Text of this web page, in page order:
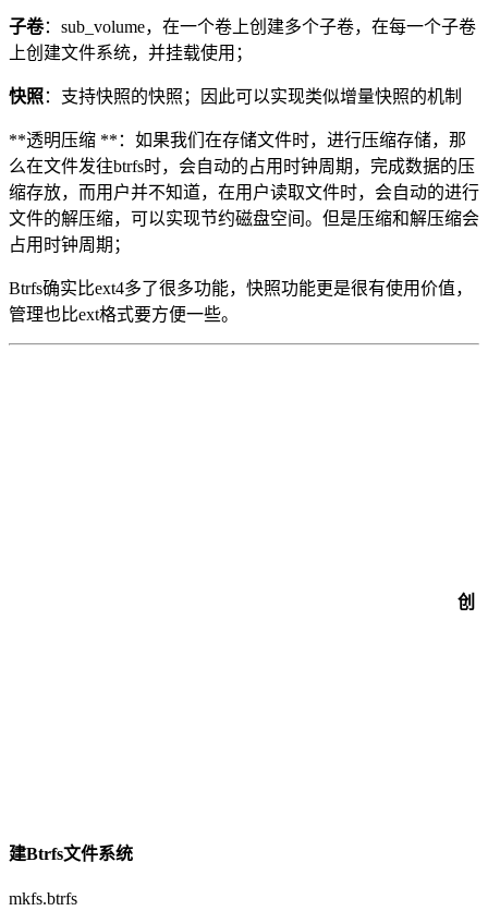
子卷：sub_volume，在一个卷上创建多个子卷，在每一个子卷
上创建文件系统，并挂载使用；
快照：支持快照的快照；因此可以实现类似增量快照的机制
**透明压缩 **：如果我们在存储文件时，进行压缩存储，那
么在文件发往btrfs时，会自动的占用时钟周期，完成数据的压
缩存放，而用户并不知道，在用户读取文件时，会自动的进行
文件的解压缩，可以实现节约磁盘空间。但是压缩和解压缩会
占用时钟周期；
Btrfs确实比ext4多了很多功能，快照功能更是很有使用价值，
管理也比ext格式要方便一些。
创
建Btrfs文件系统
mkfs.btrfs